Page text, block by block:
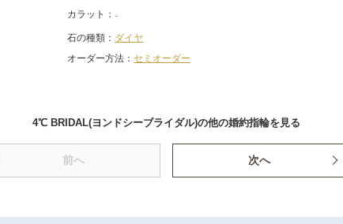
カラット
石の種類
ダイヤ
オーダー方法
セミオーダー
4℃ BRIDAL(ヨンドシーブライダル)の他の婚約指輪を見る
前へ 次へ